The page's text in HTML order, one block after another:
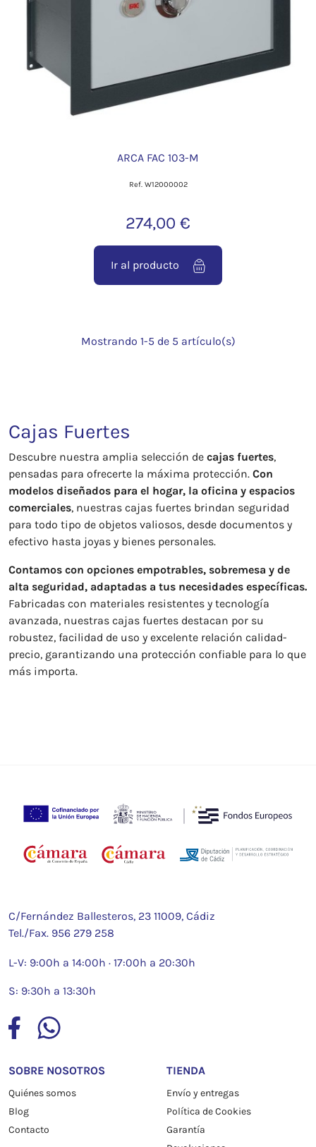
ARCA FAC 103-M
Ref. W12000002
274,00 €
Ir al producto
Mostrando 1-5 de 5 artículo(s)
Cajas Fuertes
Descubre nuestra amplia selección de cajas fuertes,
pensadas para ofrecerte la máxima protección. Con
modelos diseñados para el hogar, la oficina y espacios
comerciales, nuestras cajas fuertes brindan seguridad
para todo tipo de objetos valiosos, desde documentos y
efectivo hasta joyas y bienes personales.
Contamos con opciones empotrables, sobremesa y de
alta seguridad, adaptadas a tus necesidades específicas.
Fabricadas con materiales resistentes y tecnología
avanzada, nuestras cajas fuertes destacan por su
robustez, facilidad de uso y excelente relación calidad-
precio, garantizando una protección confiable para lo que
más importa.
C/Fernández Ballesteros, 23 11009, Cádiz
Tel./Fax. 956 279 258
L-V: 9:00h a 14:00h · 17:00h a 20:30h
S: 9:30h a 13:30h
SOBRE NOSOTROS
Quiénes somos
Blog
Contacto
TIENDA
Envío y entregas
Política de Cookies
Garantía